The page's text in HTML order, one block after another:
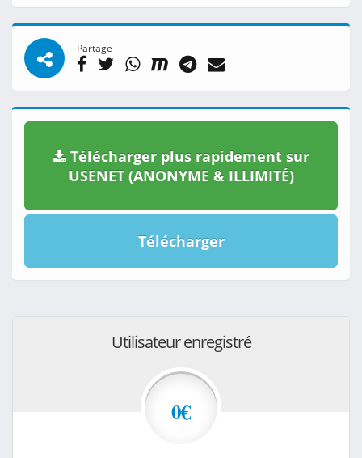
Partage
Télécharger plus rapidement sur
USENET (ANONYME & ILLIMITÉ)
Télécharger
Utilisateur enregistré
0€